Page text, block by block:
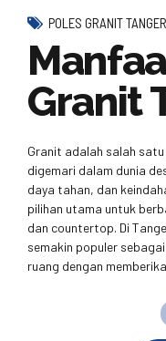
POLES GRANIT
Granit
Granit adalah salah
digemari dalam dunia
daya tahan, dan
pilihan utama untuk
dan countertop. Di
semakin populer
ruang dengan